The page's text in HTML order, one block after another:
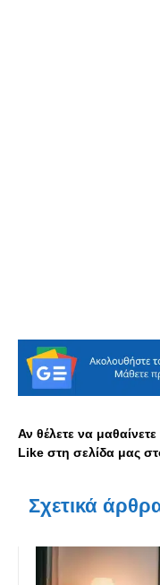
Αν θέλετε να
Like στη σελίδα μας
Σχετικά